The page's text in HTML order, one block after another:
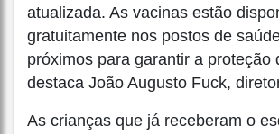
atualizada. As vacinas estão
gratuitamente nos postos de
próximos para garantir a proteção
destaca João Augusto Fuck,
As crianças que já receberam o